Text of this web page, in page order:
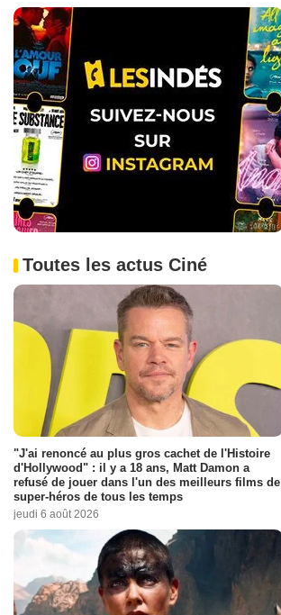
Toutes les actus Ciné
"J'ai renoncé au plus gros cachet de l'Histoire
d'Hollywood" : il y a 18 ans, Matt Damon a
refusé de jouer dans l'un des meilleurs films de
super-héros de tous les temps
jeudi 6 août 2026